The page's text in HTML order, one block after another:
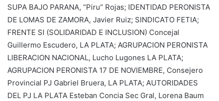
SUPA BAJO PARANA, “Piru” Rojas; IDENTIDAD PERONISTA
DE LOMAS DE ZAMORA, Javier Ruiz; SINDICATO FETIA;
FRENTE SI (SOLIDARIDAD E INCLUSION) Concejal
Guillermo Escudero, LA PLATA; AGRUPACION PERONISTA
LIBERACION NACIONAL, Lucho Lugones LA PLATA;
AGRUPACION PERONISTA 17 DE NOVIEMBRE, Consejero
Provincial PJ Gabriel Bruera, LA PLATA; AUTORIDADES
DEL PJ LA PLATA Esteban Concia Sec Gral, Lorena Baum